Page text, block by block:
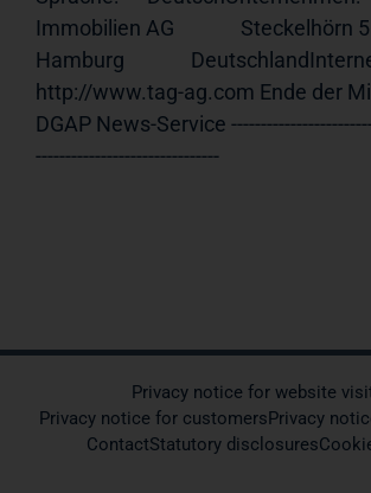
Immobilien AG              Steckelhörn 5
Hamburg
http://www.tag-ag.com Ende der
DGAP News-Service
-------------------------------
Privacy notice for website
Privacy notice for customersPrivacy
ContactStatutory disclosures